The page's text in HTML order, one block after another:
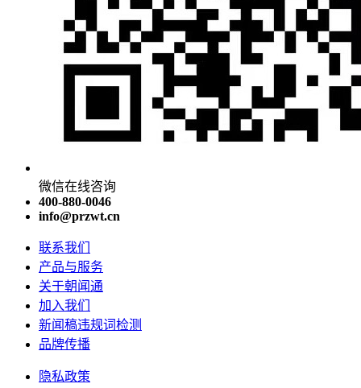
微信在线咨询
400-880-0046
info@przwt.cn
联系我们
产品与服务
关于朝闻通
加入我们
新闻稿违规词检测
品牌传播
隐私政策